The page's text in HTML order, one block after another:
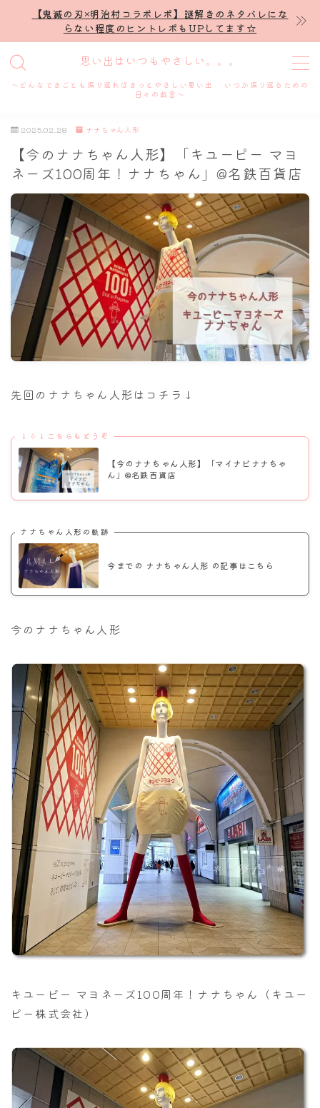
【鬼滅の刃×明治村コラボレポ】謎解きのネタバレにな
らない程度のヒントレポもUPしてます☆
思い出はいつもやさしい。。。
～どんなできごとも振り返ればきっとやさしい思い出 いつか振り返るための
日々の戯言～
MENU
プロフィール
謎解き
ホテル滞在記
舞台・ライブ
名古屋
ナナちゃん人形
2025.02.28 ナナちゃん人形
【今のナナちゃん人形】「キユーピー マヨ
ネーズ100周年！ナナちゃん」@名鉄百貨店
先回のナナちゃん人形はコチラ↓
↓⇩↓こちらもどうぞ
【今のナナちゃん人形】「マイナビナナちゃ
ん」@名鉄百貨店
ナナちゃん人形の軌跡
今までの ナナちゃん人形 の記事はこちら
今のナナちゃん人形
キユーピー マヨネーズ100周年！ナナちゃん（キユー
ピー株式会社）